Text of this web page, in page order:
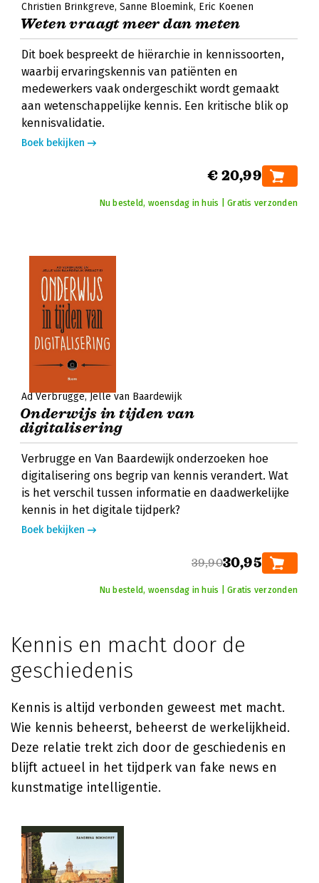
Christien Brinkgreve Sanne Bloemink Eric Koenen
Weten vraagt meer dan meten
Dit boek bespreekt de hiërarchie in kennissoorten,
waarbij ervaringskennis van patiënten en
medewerkers vaak ondergeschikt wordt gemaakt
aan wetenschappelijke kennis. Een kritische blik op
kennisvalidatie.
Boek bekijken
€ 20,99
Nu besteld, woensdag in huis | Gratis verzonden
Ad Verbrugge Jelle van Baardewijk
Onderwijs in tijden van
digitalisering
Verbrugge en Van Baardewijk onderzoeken hoe
digitalisering ons begrip van kennis verandert. Wat
is het verschil tussen informatie en daadwerkelijke
kennis in het digitale tijdperk?
Boek bekijken
39,9030,95
Nu besteld, woensdag in huis | Gratis verzonden
Kennis en macht door de
geschiedenis
Kennis is altijd verbonden geweest met macht.
Wie kennis beheerst, beheerst de werkelijkheid.
Deze relatie trekt zich door de geschiedenis en
blijft actueel in het tijdperk van fake news en
kunstmatige intelligentie.